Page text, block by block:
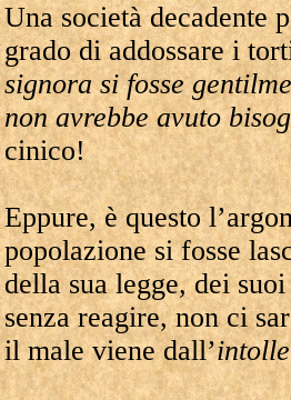
Una società decadente
grado di addossare i
signora si fosse
non avrebbe avuto
cinico!
Eppure, è questo
popolazione si fosse
della sua legge, dei
senza reagire, non ci
il male viene dall’